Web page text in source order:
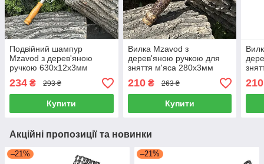
Подвійний шампур
Mzavod з дерев'яною
ручкою 630х12х3мм
світлий
234 ₴ 293 ₴
Купити
Вилка Mzavod з
дерев'яною ручкою для
зняття м'яса 280х3мм
мармурова
210₴ 263 ₴
Купити
210
Акційні пропозиції та новинки
–21% –21%